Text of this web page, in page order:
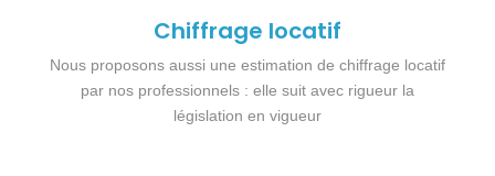
Chiffrage locatif
Nous proposons aussi une estimation de chiffrage locatif
par nos professionnels : elle suit avec rigueur la
législation en vigueur